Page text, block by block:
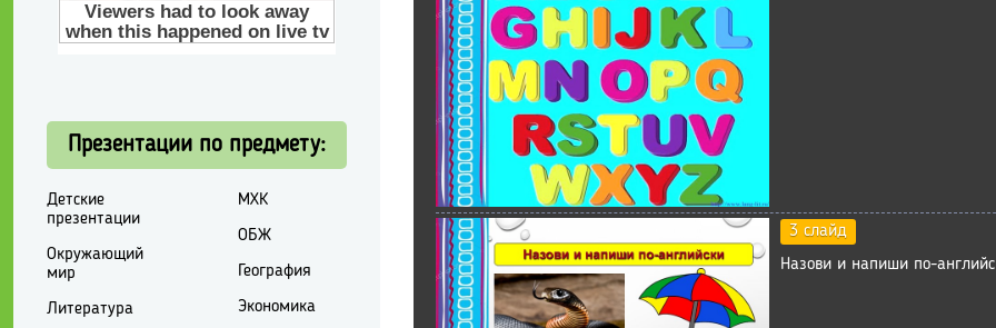
3 слайд
Назови и напиши по-
Презентации по предмету:
Детские
презентации
Окружающий
мир
Литература
МХК
ОБЖ
География
Экономика